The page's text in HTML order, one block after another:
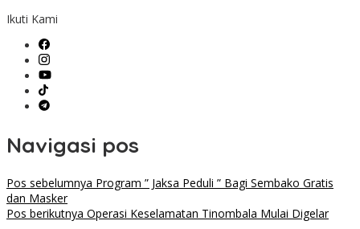
Ikuti Kami
Navigasi pos
Pos sebelumnya Program ” Jaksa Peduli ” Bagi Sembako Gratis
dan Masker
Pos berikutnya Operasi Keselamatan Tinombala Mulai Digelar